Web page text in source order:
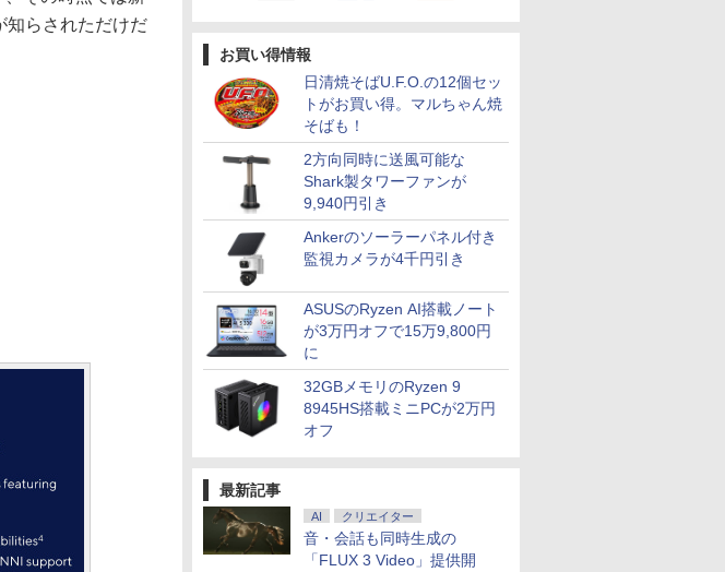
お買い得情報
日清焼そばU.F.O.の12個セッ
トがお買い得。マルちゃん焼
そばも！
2方向同時に送風可能な
Shark製タワーファンが
9,940円引き
Ankerのソーラーパネル付き
監視カメラが4千円引き
ASUSのRyzen AI搭載ノート
が3万円オフで15万9,800円
に
32GBメモリのRyzen 9
8945HS搭載ミニPCが2万円
オフ
最新記事
AI クリエイター
音・会話も同時生成の
「FLUX 3 Video」提供開
知らされただけだ